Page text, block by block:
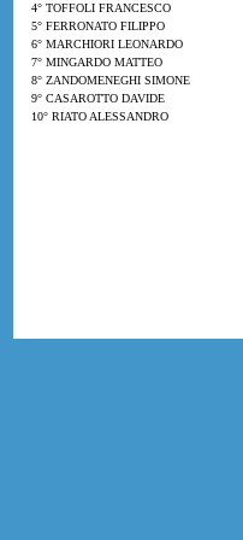
4° TOFFOLI FRANCESCO
5° FERRONATO FILIPPO
6° MARCHIORI LEONARDO
7° MINGARDO MATTEO
8° ZANDOMENEGHI SIMONE
9° CASAROTTO DAVIDE
10° RIATO ALESSANDRO